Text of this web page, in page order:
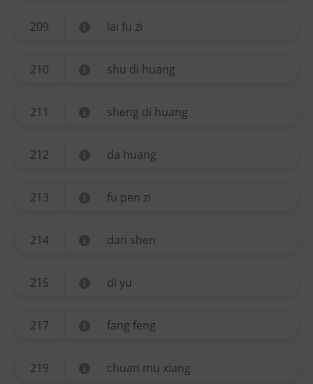
209 lai fu zi
210 shu di huang
211 sheng di huang
212 da huang
213 fu pen zi
214 dan shen
215 di yu
217 fang feng
219 chuan mu xiang